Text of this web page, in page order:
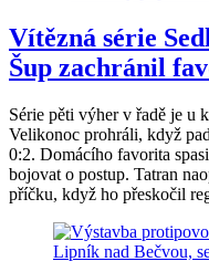
Vítězná série
Šup zachránil
Série pěti výher v řadě je u
Velikonoc prohráli, když
0:2. Domácího favorita
bojovat o postup. Tatran
příčku, když ho přeskočil